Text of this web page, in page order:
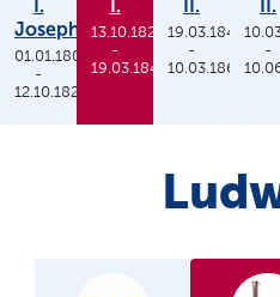
I.
Joseph
01.01.1806
-
12.10.1825
I.
13.10.1825
-
19.03.1848
II.
19.03.1848
-
10.03.1864
II.
-